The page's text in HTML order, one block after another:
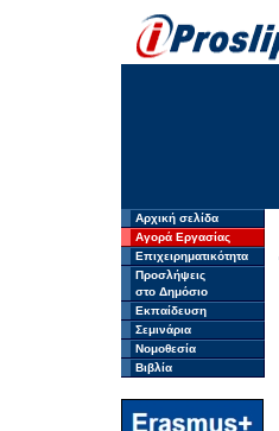
Αρχική σελίδα
Αγορά Εργασίας
Επιχειρηματικότητα
Προσλήψεις
στο Δημόσιο
Εκπαίδευση
Σεμινάρια
Νομοθεσία
Βιβλία